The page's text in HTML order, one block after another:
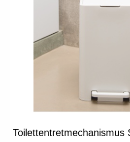
Toilettentretmechanismus